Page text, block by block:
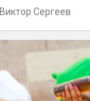
Виктор Сергеев